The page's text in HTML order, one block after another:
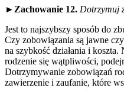
► Zachowanie 12. Dotrzymuj
Jest to najszybszy sposób do
Czy zobowiązania są jawne
na szybkość działania i
rodzenie się wątpliwości,
Dotrzymywanie zobowiązań
zawierzenie i zaufanie, które